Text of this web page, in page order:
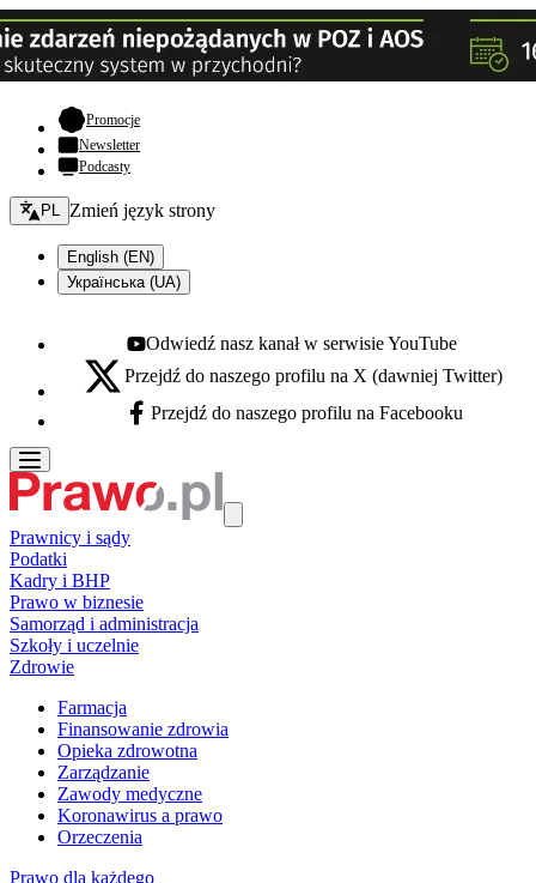
Promocje- otwiera się w nowej karcie
Newsletter
Podcasty
Zmień język - bieżący:
PL Zmień język strony
English (EN)
Українська (UA)
Youtube - otwiera się w nowej karcie
Odwiedź nasz kanał w serwisie YouTube
X - otwiera się w nowej karcie
Przejdź do naszego profilu na X (dawniej Twitter)
Facebook - otwiera się w nowej karcie
Przejdź do naszego profilu na Facebooku
Prawnicy i sądy
Podatki
Kadry i BHP
Prawo w biznesie
Samorząd i administracja
Szkoły i uczelnie
Zdrowie
Farmacja
Finansowanie zdrowia
Opieka zdrowotna
Zarządzanie
Zawody medyczne
Koronawirus a prawo
Orzeczenia
Prawo dla każdego